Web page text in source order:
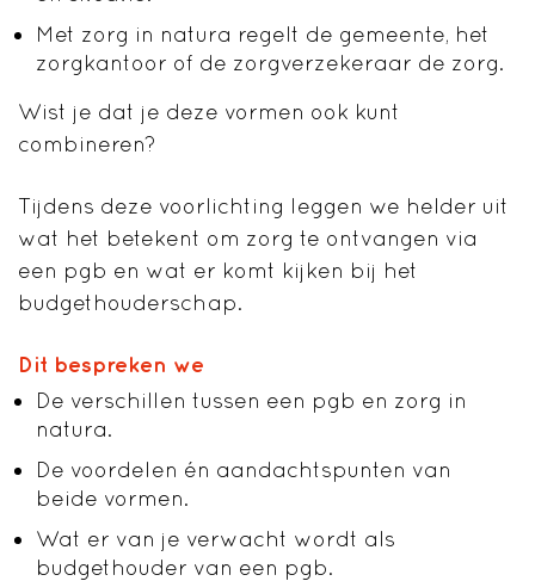
Met zorg in natura regelt de gemeente, het
zorgkantoor of de zorgverzekeraar de zorg.
Wist je dat je deze vormen ook kunt
combineren?
Tijdens deze voorlichting leggen we helder uit
wat het betekent om zorg te ontvangen via
een pgb en wat er komt kijken bij het
budgethouderschap.
Dit bespreken we
De verschillen tussen een pgb en zorg in
natura.
De voordelen én aandachtspunten van
beide vormen.
Wat er van je verwacht wordt als
budgethouder van een pgb.